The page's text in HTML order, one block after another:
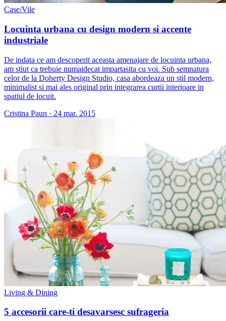
Case/Vile
Locuinta urbana cu design modern si accente
industriale
De indata ce am descoperit aceasta amenajare de locuinta urbana,
am stiut ca trebuie numaidecat impartasita cu voi. Sub semnatura
celor de la Doherty Design Studio, casa abordeaza un stil modern,
minimalist si mai ales original prin integrarea curtii interioare in
spatiul de locuit.
Cristina Paun · 24 mar. 2015
Living & Dining
5 accesorii care-ti desavarsesc sufrageria